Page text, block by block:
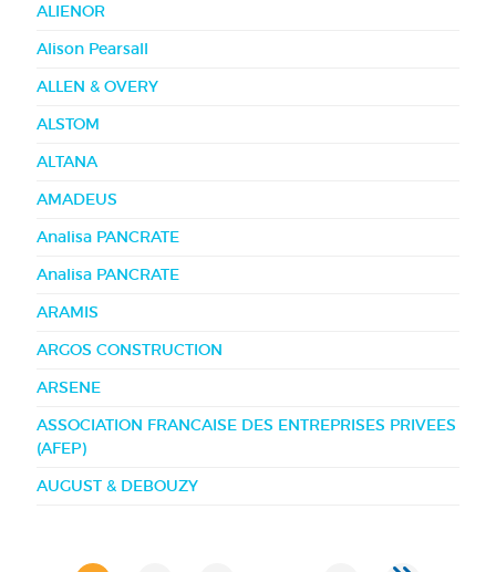
ALIENOR
Alison Pearsall
ALLEN & OVERY
ALSTOM
ALTANA
AMADEUS
Analisa PANCRATE
Analisa PANCRATE
ARAMIS
ARGOS CONSTRUCTION
ARSENE
ASSOCIATION FRANCAISE DES ENTREPRISES PRIVEES
(AFEP)
AUGUST & DEBOUZY